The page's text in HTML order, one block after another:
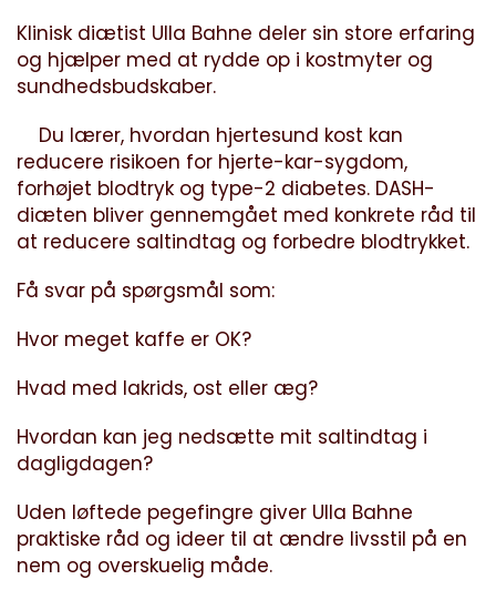
Klinisk diætist Ulla Bahne deler sin store erfaring
og hjælper med at rydde op i kostmyter og
sundhedsbudskaber.
Du lærer, hvordan hjertesund kost kan
reducere risikoen for hjerte-kar-sygdom,
forhøjet blodtryk og type-2 diabetes. DASH-
diæten bliver gennemgået med konkrete råd til
at reducere saltindtag og forbedre blodtrykket.
Få svar på spørgsmål som:
Hvor meget kaffe er OK?
Hvad med lakrids, ost eller æg?
Hvordan kan jeg nedsætte mit saltindtag i
dagligdagen?
Uden løftede pegefingre giver Ulla Bahne
praktiske råd og ideer til at ændre livsstil på en
nem og overskuelig måde.